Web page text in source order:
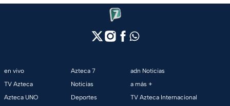
en vivo
TV Azteca
Azteca UNO
Azteca 7
Noticias
Deportes
adn Noticias
a más +
TV Azteca Internacional